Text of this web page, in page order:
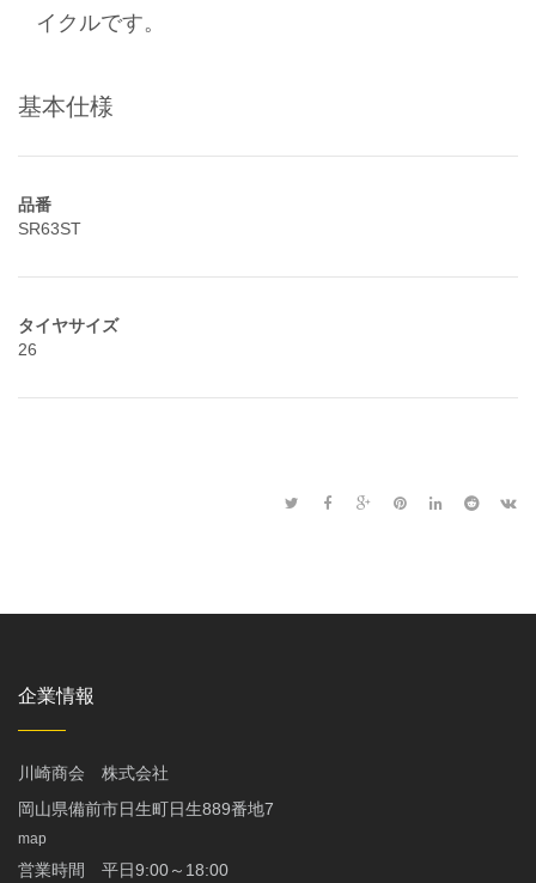
イクルです。
基本仕様
品番
SR63ST
タイヤサイズ
26
企業情報
川崎商会 株式会社
岡山県備前市日生町日生889番地7
map
営業時間 平日9:00～18:00